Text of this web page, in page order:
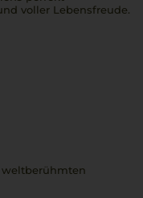
voller Lebensfreude.